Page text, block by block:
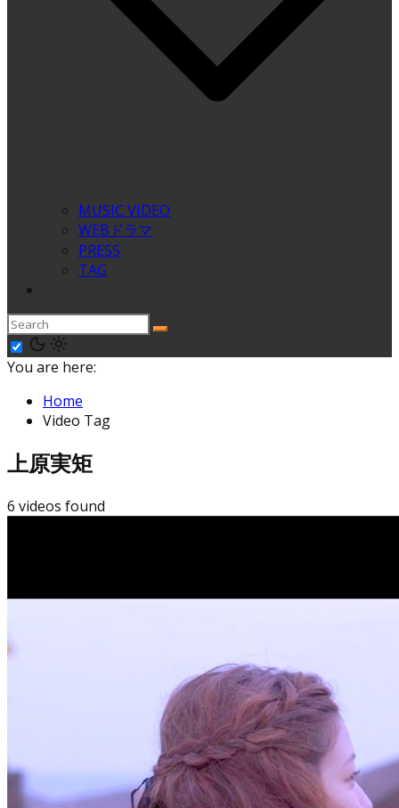
MUSIC VIDEO
WEBドラマ
PRESS
TAG
You are here:
Home
Video Tag
上原実矩
6 videos found